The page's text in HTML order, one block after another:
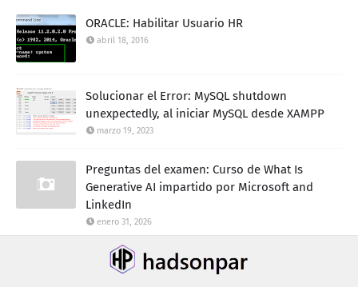
ORACLE: Habilitar Usuario HR
abril 18, 2016
Solucionar el Error: MySQL shutdown
unexpectedly, al iniciar MySQL desde XAMPP
marzo 19, 2023
Preguntas del examen: Curso de What Is
Generative AI impartido por Microsoft and
LinkedIn
enero 31, 2026